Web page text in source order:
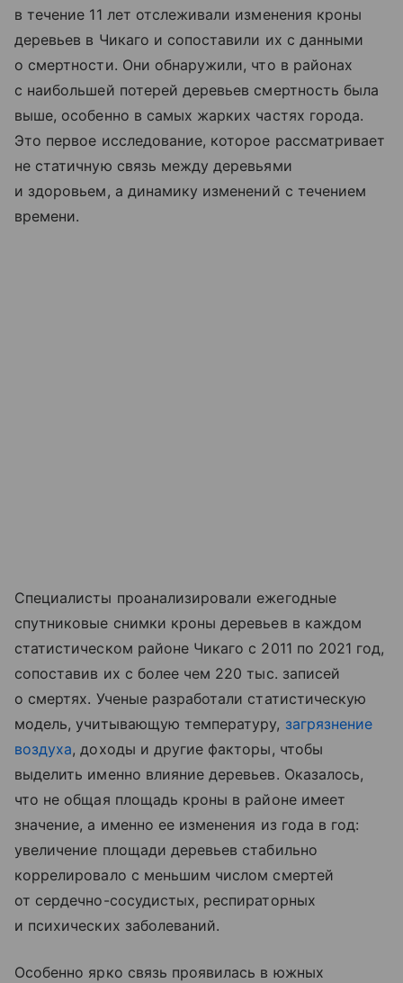
в течение 11 лет отслеживали изменения кроны
деревьев в Чикаго и сопоставили их с данными
о смертности. Они обнаружили, что в районах
с наибольшей потерей деревьев смертность была
выше, особенно в самых жарких частях города.
Это первое исследование, которое рассматривает
не статичную связь между деревьями
и здоровьем, а динамику изменений с течением
времени.
Специалисты проанализировали ежегодные
спутниковые снимки кроны деревьев в каждом
статистическом районе Чикаго с 2011 по 2021 год,
сопоставив их с более чем 220 тыс. записей
о смертях. Ученые разработали статистическую
модель, учитывающую температуру, загрязнение
воздуха, доходы и другие факторы, чтобы
выделить именно влияние деревьев. Оказалось,
что не общая площадь кроны в районе имеет
значение, а именно ее изменения из года в год:
увеличение площади деревьев стабильно
коррелировало с меньшим числом смертей
от сердечно-сосудистых, респираторных
и психических заболеваний.
Особенно ярко связь проявилась в южных